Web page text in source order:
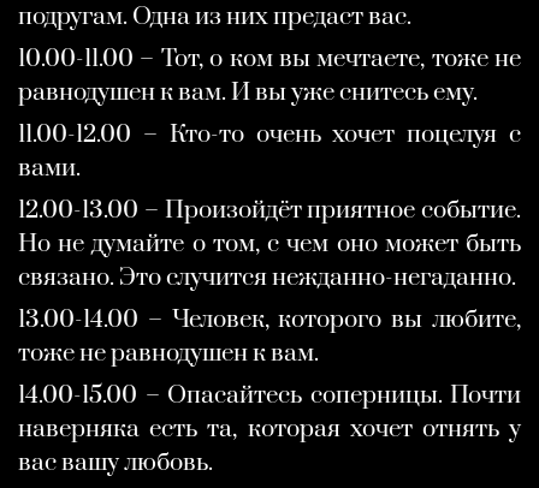
подругам. Одна из них предаст вас.
10.00-11.00 – Тот, о ком вы мечтаете, тоже не
равнодушен к вам. И вы уже снитесь ему.
11.00-12.00 – Кто-то очень хочет поцелуя с
вами.
12.00-13.00 – Произойдёт приятное событие.
Но не думайте о том, с чем оно может быть
связано. Это случится нежданно-негаданно.
13.00-14.00 – Человек, которого вы любите,
тоже не равнодушен к вам.
14.00-15.00 – Опасайтесь соперницы. Почти
наверняка есть та, которая хочет отнять у
вас вашу любовь.